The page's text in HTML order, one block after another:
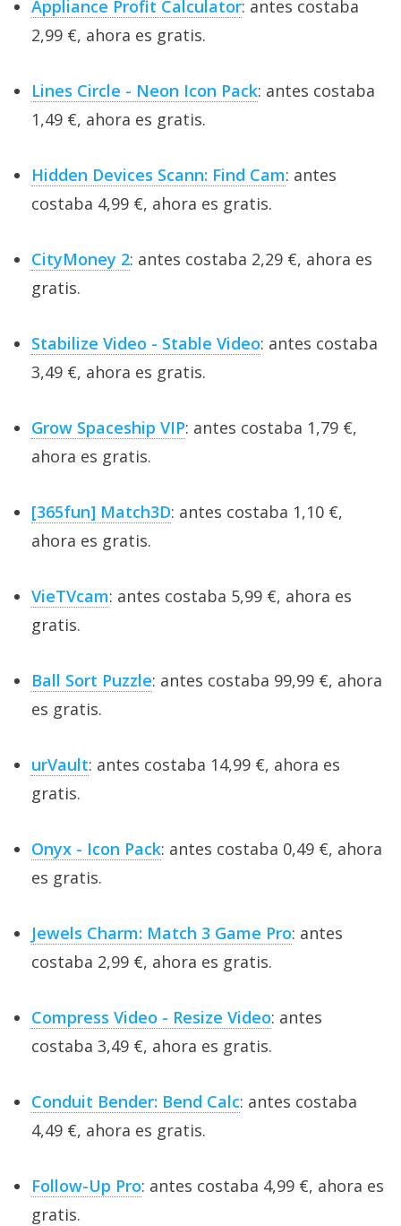
Appliance Profit Calculator: antes costaba
2,99 €, ahora es gratis.
Lines Circle - Neon Icon Pack: antes costaba
1,49 €, ahora es gratis.
Hidden Devices Scann: Find Cam: antes
costaba 4,99 €, ahora es gratis.
CityMoney 2: antes costaba 2,29 €, ahora es
gratis.
Stabilize Video - Stable Video: antes costaba
3,49 €, ahora es gratis.
Grow Spaceship VIP: antes costaba 1,79 €,
ahora es gratis.
[365fun] Match3D: antes costaba 1,10 €,
ahora es gratis.
VieTVcam: antes costaba 5,99 €, ahora es
gratis.
Ball Sort Puzzle: antes costaba 99,99 €, ahora
es gratis.
urVault: antes costaba 14,99 €, ahora es
gratis.
Onyx - Icon Pack: antes costaba 0,49 €, ahora
es gratis.
Jewels Charm: Match 3 Game Pro: antes
costaba 2,99 €, ahora es gratis.
Compress Video - Resize Video: antes
costaba 3,49 €, ahora es gratis.
Conduit Bender: Bend Calc: antes costaba
4,49 €, ahora es gratis.
Follow-Up Pro: antes costaba 4,99 €, ahora es
gratis.